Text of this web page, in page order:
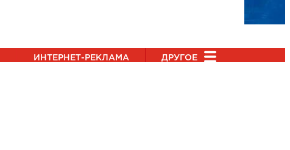
ИНТЕРНЕТ-РЕКЛАМА ДРУГОЕ